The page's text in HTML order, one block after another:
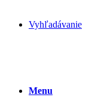
Vyhľadávanie
Menu